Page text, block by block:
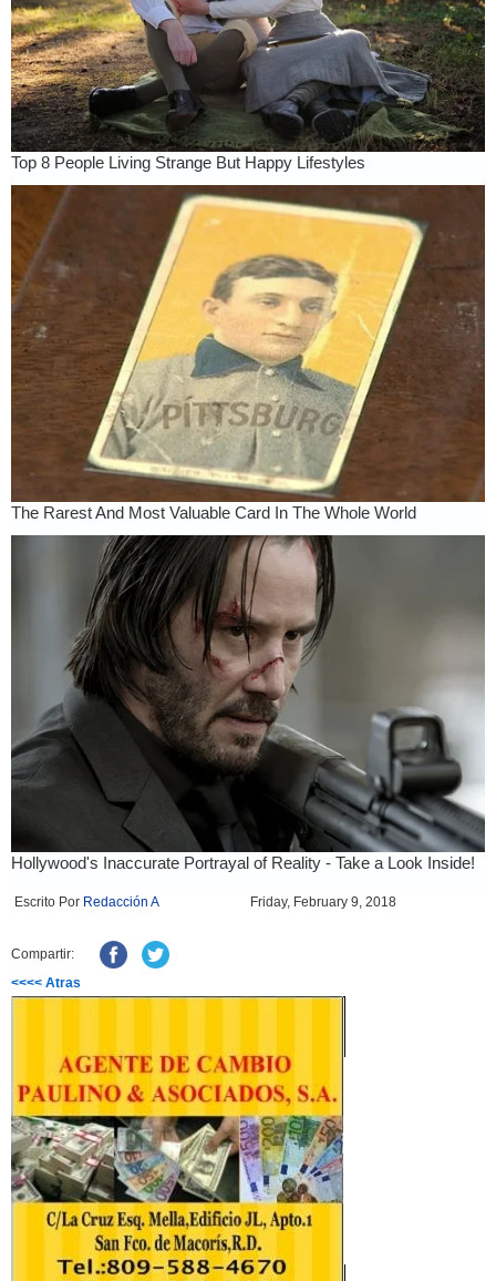
Escrito Por Redacción A Friday, February 9, 2018
Compartir:
<<<< Atras